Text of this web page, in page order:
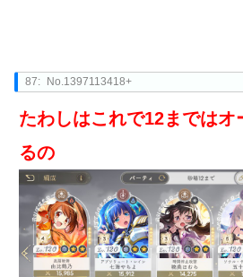
87: No.1397113418+
たわしはこれで12まではオ
るの